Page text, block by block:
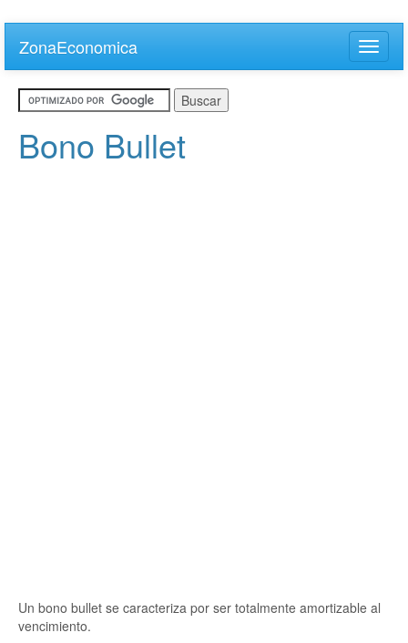
main
content
ZonaEconomica
Toggle
Bono Bullet
Un bono bullet se caracteriza por ser totalmente amortizable al
vencimiento.